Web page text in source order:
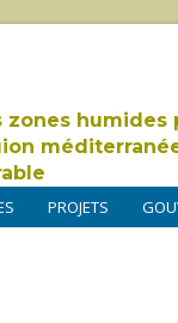
zones humides
PROJETS